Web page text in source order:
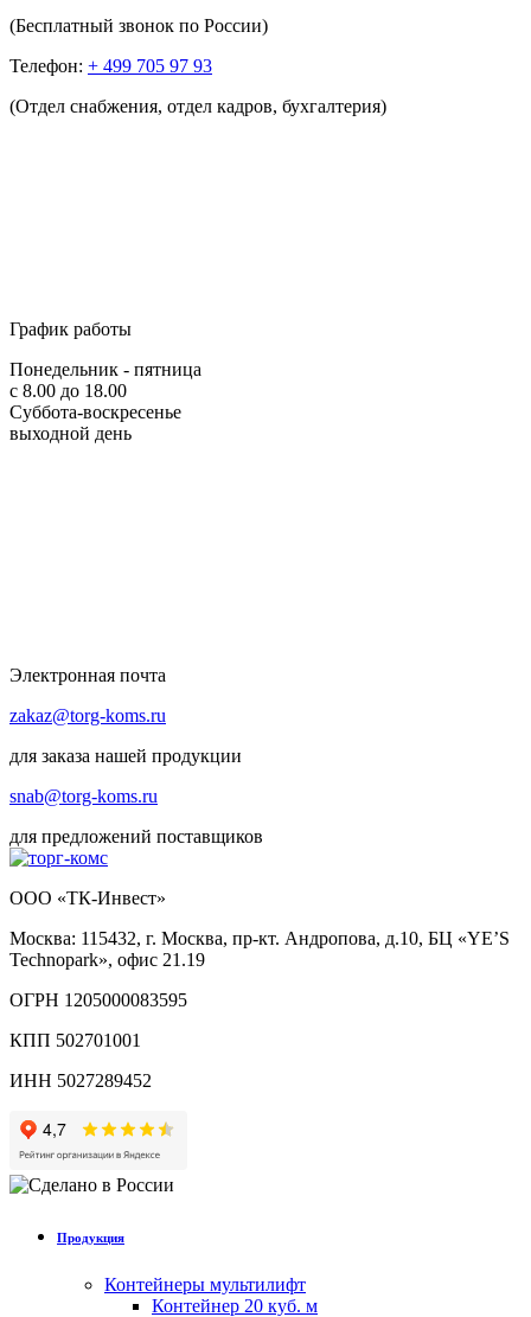
(Бесплатный звонок по России)
Телефон: + 499 705 97 93
(Отдел снабжения, отдел кадров, бухгалтерия)
График работы
Понедельник - пятница
с 8.00 до 18.00
Суббота-воскресенье
выходной день
Электронная почта
zakaz@torg-koms.ru
для заказа нашей продукции
snab@torg-koms.ru
для предложений поставщиков
ООО «ТК-Инвест»
Москва: 115432, г. Москва, пр-кт. Андропова, д.10, БЦ «YE’S
Technopark», офис 21.19
ОГРН 1205000083595
КПП 502701001
ИНН 5027289452
Продукция
Контейнеры мультилифт
Контейнер 20 куб. м